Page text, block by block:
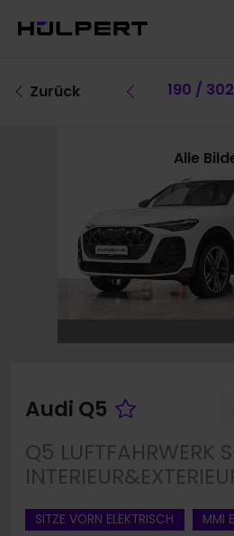
Zurück Vorheriges
190 /
Alle
Audi Q5
Q5 LUFTFAHRWERK
SITZE VORN ELEKTRISCH
MMI